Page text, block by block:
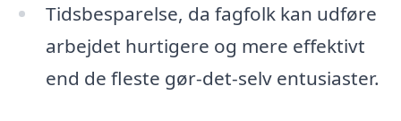
Tidsbesparelse, da fagfolk kan udføre
arbejdet hurtigere og mere effektivt
end de fleste gør-det-selv entusiaster.